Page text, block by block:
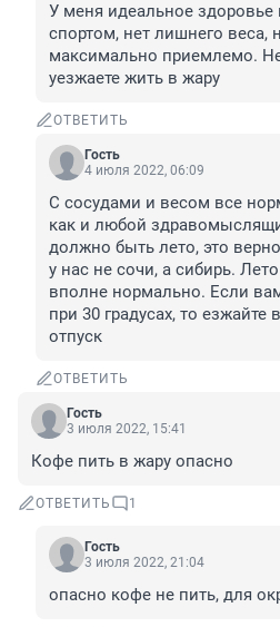
У меня идеальное
спортом, нет лишнего веса,
максимально приемлемо.
уезжаете жить в жару
ОТВЕТИТЬ
Гость
4 июля 2022, 06:09
С сосудами и весом все
как и любой
должно быть лето, это
у нас не сочи, а сибирь.
вполне нормально. Если
при 30 градусах, то
отпуск
ОТВЕТИТЬ
Гость
3 июля 2022, 15:41
Кофе пить в жару опасно
ОТВЕТИТЬ 1
Гость
3 июля 2022, 21:04
опасно кофе не пить, для